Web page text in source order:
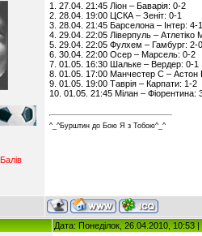
Балiв
1. 27.04. 21:45 Ліон – Баварія: 0-2
2. 28.04. 19:00 ЦСКА – Зеніт: 0-1
3. 28.04. 21:45 Барселона – Інтер: 4-1
4. 29.04. 22:05 Ліверпуль – Атлетіко
5. 29.04. 22:05 Фулхем – Гамбург: 2-0
6. 30.04. 22:00 Осер – Марсель: 0-2
7. 01.05. 16:30 Шальке – Вердер: 0-1
8. 01.05. 17:00 Манчестер С – Астон
9. 01.05. 19:00 Таврія – Карпати: 1-2
10. 01.05. 21:45 Мілан – Фіорентина:
^_^Бурштин до Бою Я з Тобою^_^
Дата: Понеділок, 26.04.2010, 10:53